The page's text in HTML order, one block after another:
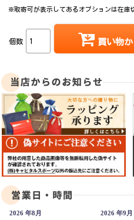
※取寄可が表示してあるオプションは在庫
個数 買い物
2026 年8月 2026 年9月